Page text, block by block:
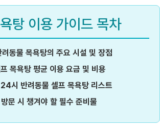
탕 이용 가이드 목차
동물 목욕탕의 주요 시설 및 장점
목욕탕 평균 이용 요금 및 비용
시 반려동물 셀프 목욕탕 리스트
문 시 챙겨야 할 필수 준비물